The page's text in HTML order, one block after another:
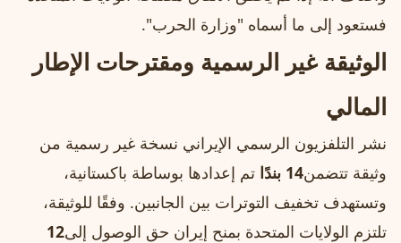
فستعود إلى ما أسماه "وزارة الحرب".
الوثيقة غير الرسمية ومقترحات الإطار
المالي
نشر التلفزيون الرسمي الإيراني نسخة غير رسمية من
وثيقة تتضمن14 بندًا
تم إعدادها بوساطة باكستانية،
وتستهدف تخفيف التوترات بين الجانبين. وفقًا للوثيقة،
تلتزم الولايات المتحدة بمنح إيران حق الوصول إلى12